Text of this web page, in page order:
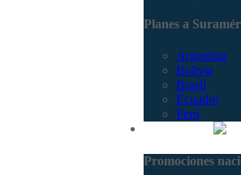
Planes a
Argentina
Bolivia
Brasil
Ecuador
Perú
Promociones